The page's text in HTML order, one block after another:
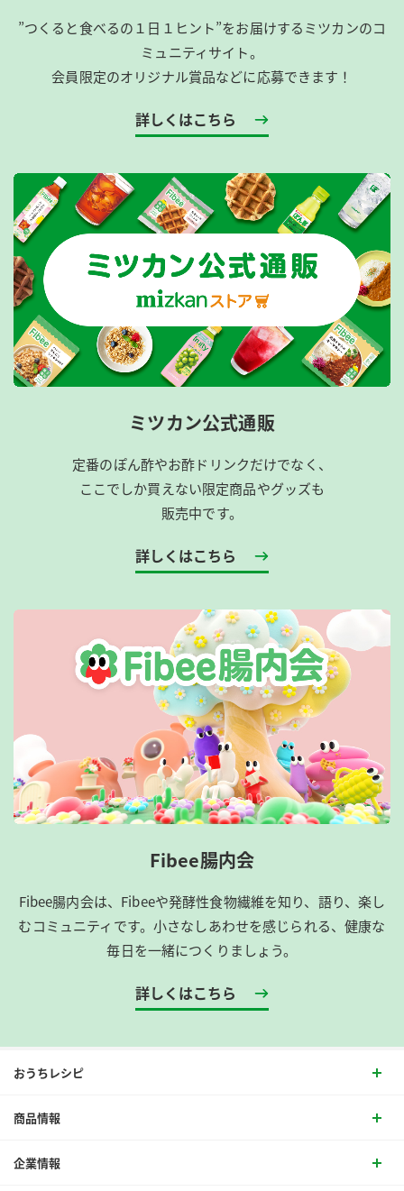
”つくると食べるの１日１ヒント”をお届けするミツカンのコ
ミュニティサイト。
会員限定のオリジナル賞品などに応募できます！
詳しくはこちら
ミツカン公式通販
定番のぽん酢やお酢ドリンクだけでなく、
ここでしか買えない限定商品やグッズも
販売中です。
詳しくはこちら
Fibee腸内会
Fibee腸内会は、​Fibeeや発酵性食物繊維を知り、語り、楽し
むコミュニティです。​小さなしあわせを感じられる、健康な
毎日を一緒につくりましょう。
詳しくはこちら
おうちレシピ
商品情報
企業情報